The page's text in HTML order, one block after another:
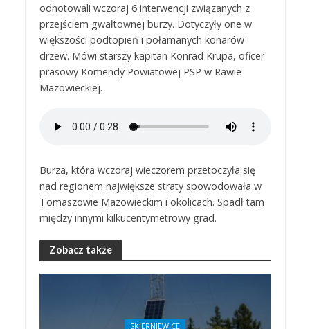
odnotowali wczoraj 6 interwencji związanych z
przejściem gwałtownej burzy. Dotyczyły one w
większości podtopień i połamanych konarów
drzew. Mówi starszy kapitan Konrad Krupa, oficer
prasowy Komendy Powiatowej PSP w Rawie
Mazowieckiej.
Burza, która wczoraj wieczorem przetoczyła się
nad regionem największe straty spowodowała w
Tomaszowie Mazowieckim i okolicach. Spadł tam
między innymi kilkucentymetrowy grad.
Zobacz także
SKIERNIEWICE